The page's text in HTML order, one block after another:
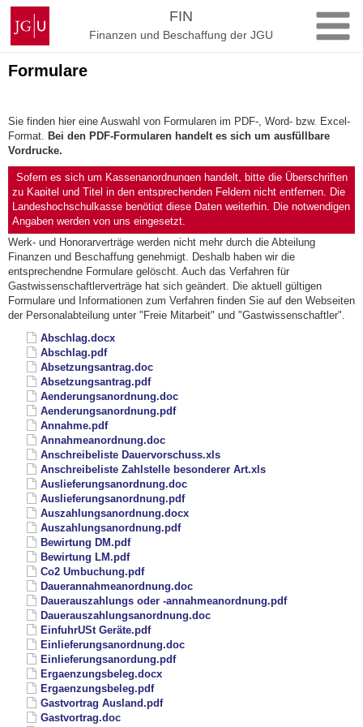
Zum
Inhalt
springen
Johannes
Gutenberg-
Universität
Mainz
FIN
Finanzen und Beschaffung der JGU
Formulare
Sie finden hier eine Auswahl von Formularen im PDF-, Word- bzw. Excel-
Format. Bei den PDF-Formularen handelt es sich um ausfüllbare
Vordrucke.
Sofern es sich um Kassenanordnungen handelt, bitte die Überschriften
zu Kapitel und Titel in den entsprechenden Feldern nicht entfernen. Die
Landeshochschulkasse benötigt diese Daten weiterhin. Die notwendigen
Angaben werden von uns eingesetzt.
Werk- und Honorarverträge werden nicht mehr durch die Abteilung
Finanzen und Beschaffung genehmigt. Deshalb haben wir die
entsprechendne Formulare gelöscht. Auch das Verfahren für
Gastwissenschaftlerverträge hat sich geändert. Die aktuell gültigen
Formulare und Informationen zum Verfahren finden Sie auf den Webseiten
der Personalabteilung unter "Freie Mitarbeit" und "Gastwissenschaftler".
Abschlag.docx
Abschlag.pdf
Absetzungsantrag.doc
Absetzungsantrag.pdf
Aenderungsanordnung.doc
Aenderungsanordnung.pdf
Annahme.pdf
Annahmeanordnung.doc
Anschreibeliste Dauervorschuss.xls
Anschreibeliste Zahlstelle besonderer Art.xls
Auslieferungsanordnung.doc
Auslieferungsanordnung.pdf
Auszahlungsanordnung.docx
Auszahlungsanordnung.pdf
Bewirtung DM.pdf
Bewirtung LM.pdf
Co2 Umbuchung.pdf
Dauerannahmeanordnung.doc
Dauerauszahlungs oder -annahmeanordnung.pdf
Dauerauszahlungsanordnung.doc
EinfuhrUSt Geräte.pdf
Einlieferungsanordnung.doc
Einlieferungsanordung.pdf
Ergaenzungsbeleg.docx
Ergaenzungsbeleg.pdf
Gastvortrag Ausland.pdf
Gastvortrag.doc